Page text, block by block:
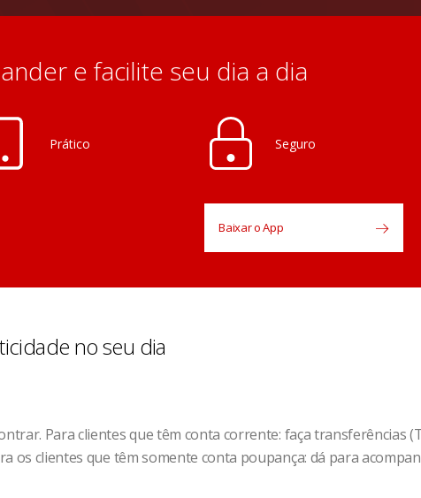
e facilite seu dia a dia
Prático Seguro
Baixar o App
no seu dia
Para clientes que têm conta corrente: faça transferências
os clientes que têm somente conta poupança: dá para